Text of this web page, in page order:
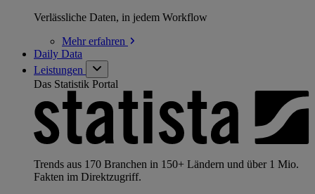
Verlässliche Daten, in jedem Workflow
Mehrerfahren
Daily Data
Leistungen
Das Statistik Portal
Trends aus 170 Branchen in 150+ Ländern und über 1 Mio.
Fakten im Direktzugriff.